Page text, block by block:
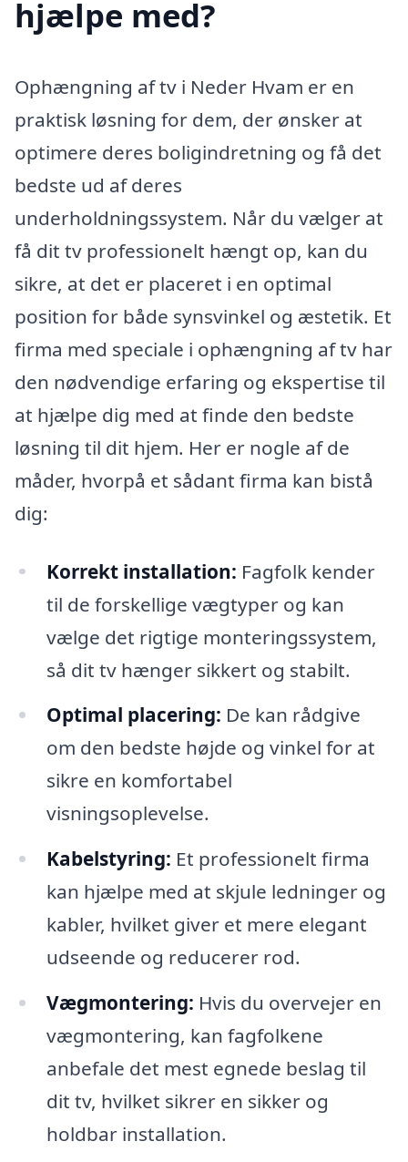
hjælpe med?
Ophængning af tv i Neder Hvam er en
praktisk løsning for dem, der ønsker at
optimere deres boligindretning og få det
bedste ud af deres
underholdningssystem. Når du vælger at
få dit tv professionelt hængt op, kan du
sikre, at det er placeret i en optimal
position for både synsvinkel og æstetik. Et
firma med speciale i ophængning af tv har
den nødvendige erfaring og ekspertise til
at hjælpe dig med at finde den bedste
løsning til dit hjem. Her er nogle af de
måder, hvorpå et sådant firma kan bistå
dig:
Korrekt installation: Fagfolk kender
til de forskellige vægtyper og kan
vælge det rigtige monteringssystem,
så dit tv hænger sikkert og stabilt.
Optimal placering: De kan rådgive
om den bedste højde og vinkel for at
sikre en komfortabel
visningsoplevelse.
Kabelstyring: Et professionelt firma
kan hjælpe med at skjule ledninger og
kabler, hvilket giver et mere elegant
udseende og reducerer rod.
Vægmontering: Hvis du overvejer en
vægmontering, kan fagfolkene
anbefale det mest egnede beslag til
dit tv, hvilket sikrer en sikker og
holdbar installation.